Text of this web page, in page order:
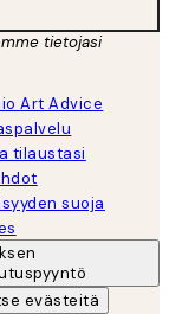
tietojasi
Art Advice
tilaustasi
suoja
evästeitä